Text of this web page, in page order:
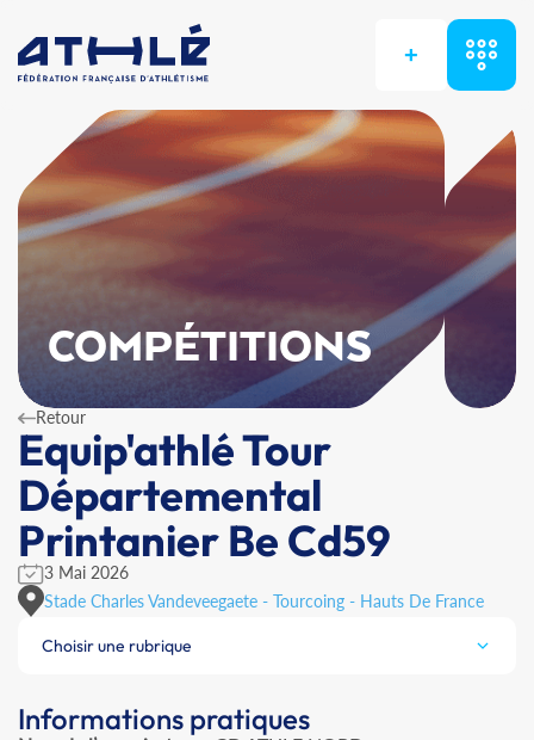
+
COMPÉTITIONS
Retour
Equip'athlé Tour
Départemental
Printanier Be Cd59
3 Mai 2026
Stade Charles Vandeveegaete - Tourcoing - Hauts De France
Choisir une rubrique
Informations pratiques